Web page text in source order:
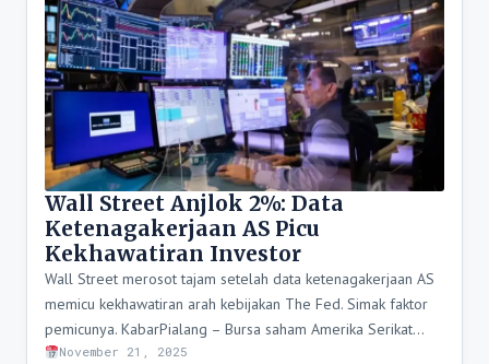
Wall Street Anjlok 2%: Data
Ketenagakerjaan AS Picu
Kekhawatiran Investor
Wall Street merosot tajam setelah data ketenagakerjaan AS
memicu kekhawatiran arah kebijakan The Fed. Simak faktor
pemicunya. KabarPialang – Bursa saham Amerika Serikat…
November 21, 2025